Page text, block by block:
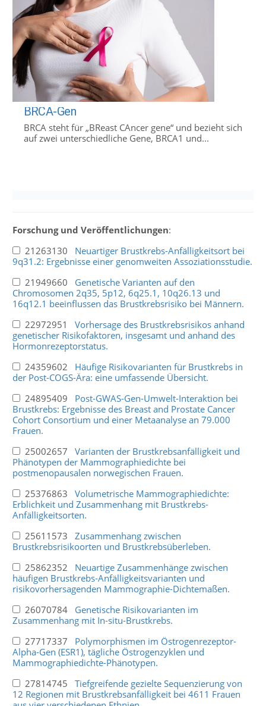
BRCA-Gen
BRCA steht für „BReast CAncer gene“ und bezieht sich
auf zwei unterschiedliche Gene, BRCA1 und...
Forschung und Veröffentlichungen:
21263130 Neuartiger Brustkrebs-Anfälligkeitsort bei
9q31.2: Ergebnisse einer genomweiten Assoziationsstudie.
21949660 Genetische Varianten auf den
Chromosomen 2q35, 5p12, 6q25.1, 10q26.13 und
16q12.1 beeinflussen das Brustkrebsrisiko bei Männern.
22972951 Vorhersage des Brustkrebsrisikos anhand
genetischer Risikofaktoren, insgesamt und anhand des
Hormonrezeptorstatus.
24359602 Häufige Risikovarianten für Brustkrebs in
der Post-COGS-Ära: eine umfassende Übersicht.
24895409 Post-GWAS-Gen-Umwelt-Interaktion bei
Brustkrebs: Ergebnisse des Breast and Prostate Cancer
Cohort Consortium und einer Metaanalyse an 79.000
Frauen.
25002657 Varianten der Brustkrebsanfälligkeit und
Phänotypen der Mammographiedichte bei
postmenopausalen norwegischen Frauen.
25376863 Volumetrische Mammographiedichte:
Erblichkeit und Zusammenhang mit Brustkrebs-
Anfälligkeitsorten.
25611573 Zusammenhang zwischen
Brustkrebsrisikoorten und Brustkrebsüberleben.
25862352 Neuartige Zusammenhänge zwischen
häufigen Brustkrebs-Anfälligkeitsvarianten und
risikovorhersagenden Mammographie-Dichtemaßen.
26070784 Genetische Risikovarianten im
Zusammenhang mit In-situ-Brustkrebs.
27717337 Polymorphismen im Östrogenrezeptor-
Alpha-Gen (ESR1), tägliche Östrogenzyklen und
Mammographiedichte-Phänotypen.
27814745 Tiefgreifende gezielte Sequenzierung von
12 Regionen mit Brustkrebsanfälligkeit bei 4611 Frauen